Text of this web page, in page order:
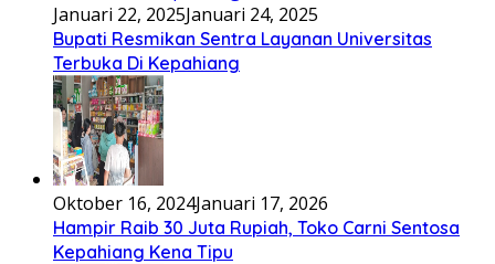
Januari 22, 2025Januari 24, 2025
Bupati Resmikan Sentra Layanan Universitas
Terbuka Di Kepahiang
Oktober 16, 2024Januari 17, 2026
Hampir Raib 30 Juta Rupiah, Toko Carni Sentosa
Kepahiang Kena Tipu